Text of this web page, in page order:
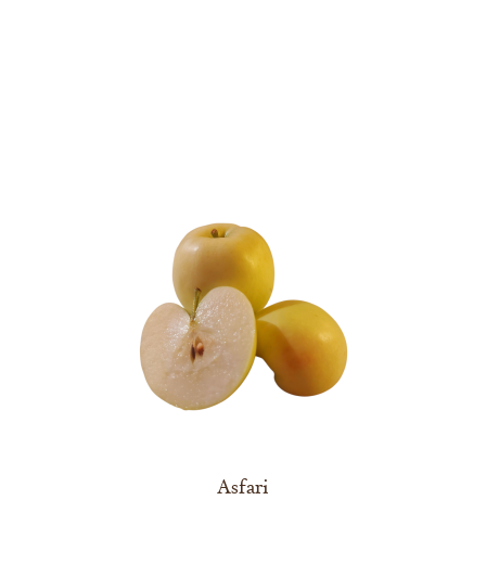
Asfari